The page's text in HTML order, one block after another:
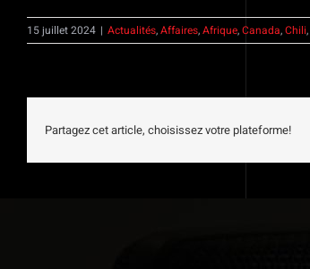
15 juillet 2024 | Actualités,Affaires,Afrique,Canada,Chili,
Partagez cet article, choisissez votre plateforme!